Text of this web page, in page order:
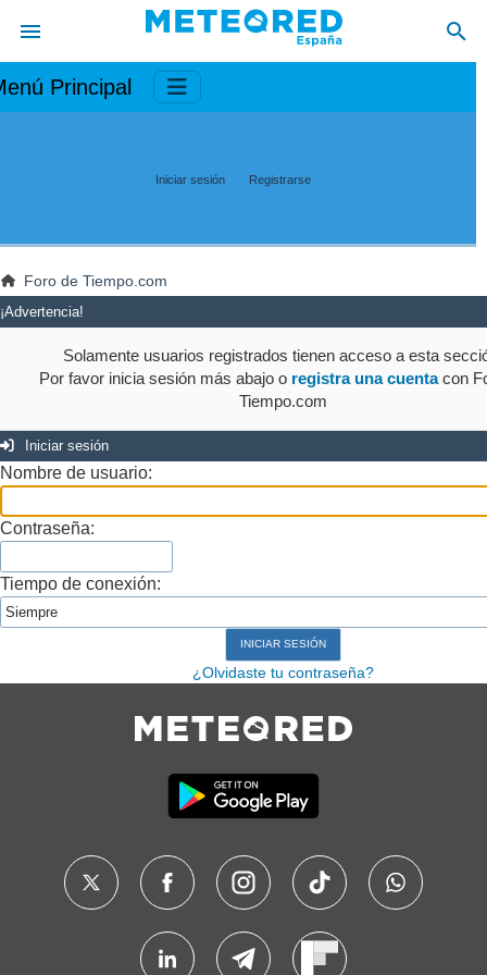
Principal
Iniciar sesión Registrarse
Foro de Tiempo.com
¡Advertencia!
Solamente usuarios registrados tienen acceso a esta
Por favor inicia sesión más abajo o registra una cuentacon
Tiempo.com
Iniciar sesión
Nombre de usuario:
Contraseña:
Tiempo de conexión:
¿Olvidaste tu contraseña?